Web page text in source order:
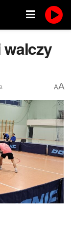
walczy
AA